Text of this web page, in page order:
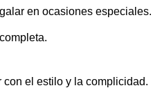
en ocasiones especiales.
completa.
el estilo y la complicidad.